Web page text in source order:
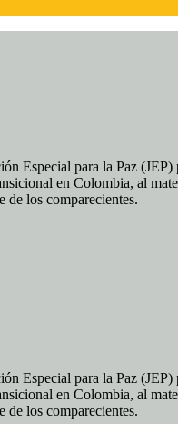
Especial para la Paz
en Colombia, al
de los comparecientes.
Especial para la Paz
en Colombia, al
de los comparecientes.